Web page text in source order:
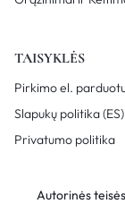
TAISYKLĖS
Pirkimo el.
Slapukų politika (ES)
Privatumo politika
Autorinės